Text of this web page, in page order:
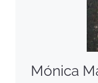
Mónica